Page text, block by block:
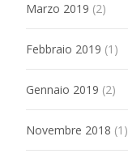
Marzo 2019 (2)
Febbraio 2019 (1)
Gennaio 2019 (2)
Novembre 2018 (1)